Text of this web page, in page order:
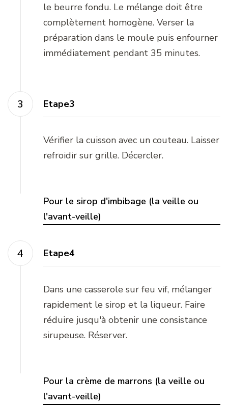
le beurre fondu. Le mélange doit être
complètement homogène. Verser la
préparation dans le moule puis enfourner
immédiatement pendant 35 minutes.
Etape3
Vérifier la cuisson avec un couteau. Laisser
refroidir sur grille. Décercler.
Pour le sirop d'imbibage (la veille ou
l'avant-veille)
Etape4
Dans une casserole sur feu vif, mélanger
rapidement le sirop et la liqueur. Faire
réduire jusqu'à obtenir une consistance
sirupeuse. Réserver.
Pour la crème de marrons (la veille ou
l'avant-veille)